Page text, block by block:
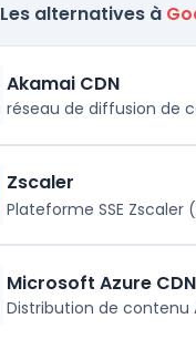
Les alternatives à
Akamai CDN
réseau de diffusion de
Zscaler
Plateforme SSE Zscaler
Microsoft Azure CDN
Distribution de contenu